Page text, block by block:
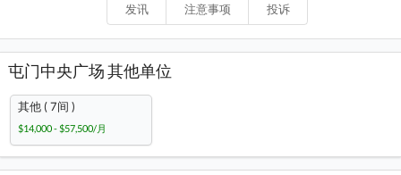
发讯 注意事项 投诉
屯门中央广场 其他单位
其他 ( 7间 )
$14,000 - $57,500/月